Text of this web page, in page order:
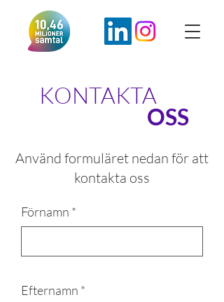
KONTAKTA
OSS
Använd formuläret nedan för att
kontakta oss
Förnamn
Efternamn